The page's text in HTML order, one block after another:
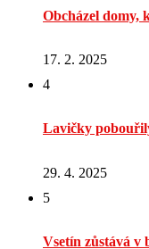
Obcházel domy,
17. 2. 2025
4
Lavičky
29. 4. 2025
5
Vsetín zůstává v